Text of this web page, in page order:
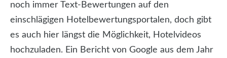
noch immer Text-Bewertungen auf den
einschlägigen Hotelbewertungsportalen, doch gibt
es auch hier längst die Möglichkeit, Hotelvideos
hochzuladen. Ein Bericht von Google aus dem Jahr